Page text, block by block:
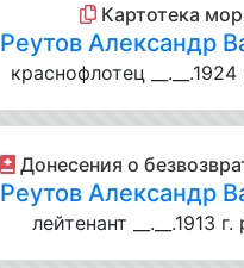
Картотека
Реутов Александр
краснофлотец
Донесения о
Реутов Александр
лейтенант __.__.1913